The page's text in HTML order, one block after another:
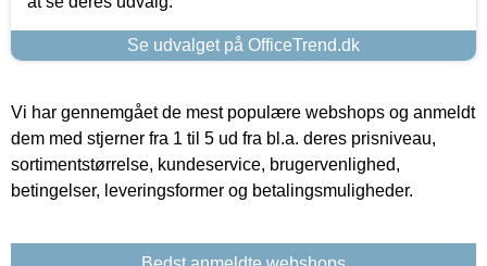
Se udvalget på OfficeTrend.dk
Vi har gennemgået de mest populære webshops og anmeldt
dem med stjerner fra 1 til 5 ud fra bl.a. deres prisniveau,
sortimentstørrelse, kundeservice, brugervenlighed,
betingelser, leveringsformer og betalingsmuligheder.